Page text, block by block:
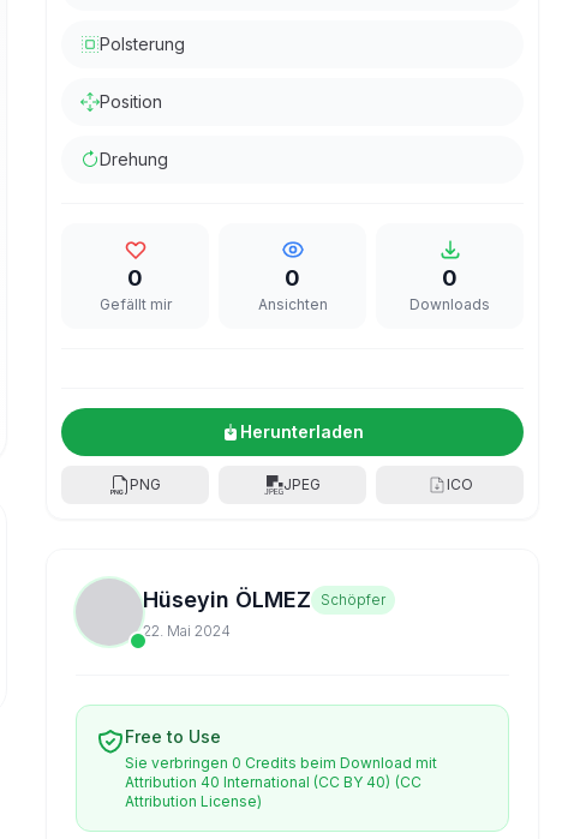
Polsterung
Position
Drehung
0
Gefällt mir
0
Ansichten
0
Downloads
Herunterladen
PNG JPEG ICO
Hüseyin ÖLMEZ Schöpfer
22. Mai 2024
Free to Use
Sie verbringen 0 Credits beim Download mit
Attribution 40 International (CC BY 40) (CC
Attribution License)